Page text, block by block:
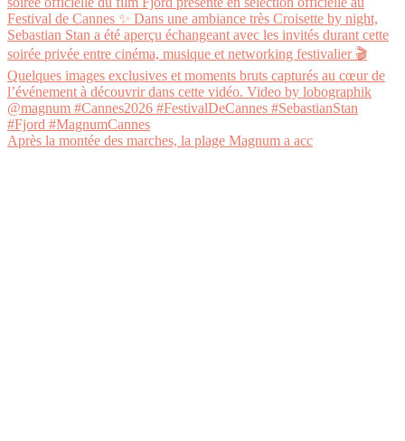
Après la montée des marches, la plage Magnum a acc